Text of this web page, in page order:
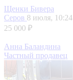
Щенки Бивера
Серов 8 июля, 10:24
25 000 ₽
Анна Баландина
Частный продавец